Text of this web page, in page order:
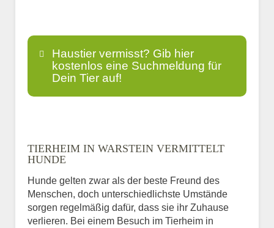
Haustier vermisst? Gib hier
kostenlos eine Suchmeldung für
Dein Tier auf!
E-Mail*
TIERHEIM IN WARSTEIN VERMITTELT
HUNDE
Hunde gelten zwar als der beste Freund des
Menschen, doch unterschiedlichste Umstände
sorgen regelmäßig dafür, dass sie ihr Zuhause
verlieren. Bei einem Besuch im Tierheim in